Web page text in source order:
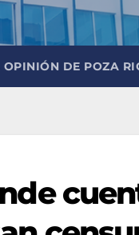
DE POZA